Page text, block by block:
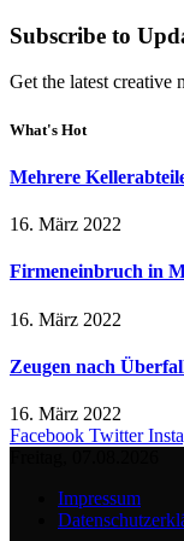
Subscribe to
Get the latest creative
What's Hot
Mehrere
16. März 2022
Firmeneinbruch in
16. März 2022
Zeugen nach
16. März 2022
Facebook Twitter
Impressum